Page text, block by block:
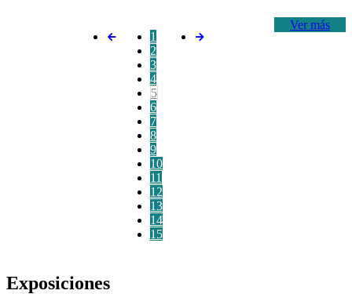
Ver más
1
2
3
4
5
6
7
8
9
10
11
12
13
14
15
Exposiciones